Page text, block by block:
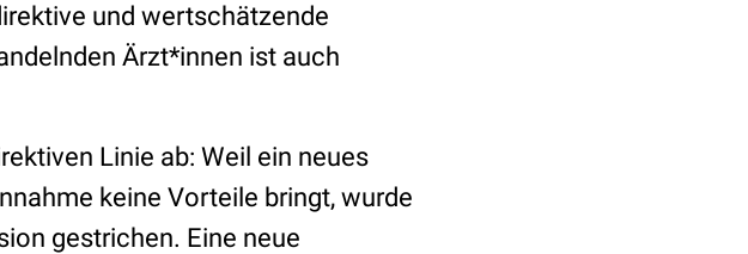
und wertschätzende
Ärzt*innen ist auch
Linie ab: Weil ein neues
keine Vorteile bringt, wurde
gestrichen. Eine neue